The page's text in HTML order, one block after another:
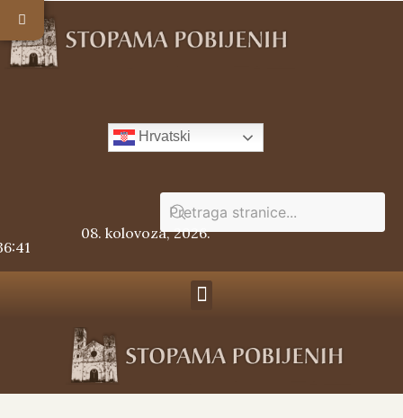
Hrvatski
08. kolovoza, 2026.